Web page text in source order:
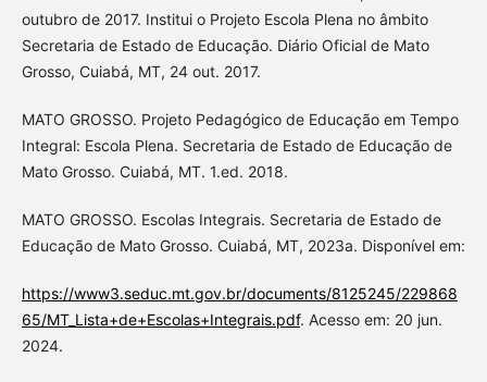
outubro de 2017. Institui o Projeto Escola Plena no âmbito
Secretaria de Estado de Educação. Diário Oficial de Mato
Grosso, Cuiabá, MT, 24 out. 2017.
MATO GROSSO. Projeto Pedagógico de Educação em Tempo
Integral: Escola Plena. Secretaria de Estado de Educação de
Mato Grosso. Cuiabá, MT. 1.ed. 2018.
MATO GROSSO. Escolas Integrais. Secretaria de Estado de
Educação de Mato Grosso. Cuiabá, MT, 2023a. Disponível em:
https://www3.seduc.mt.gov.br/documents/8125245/229868
65/MT_Lista+de+Escolas+Integrais.pdf. Acesso em: 20 jun.
2024.